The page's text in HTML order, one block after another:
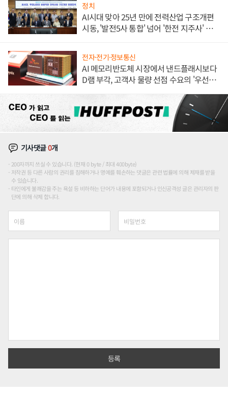
정치
AI시대 맞아 25년 만에 전력산업 구조개편
시동, '발전5사 통합' 넘어 '한전 지주사' 재편
전자·전기·정보통신
AI 메모리반도체 시장에서 낸드플래시보다
D램 부각, 고객사 물량 선점 수요의 '우선순
기사댓글0개
200자까지 쓰실 수 있습니다. (현재 0 byte / 최대 400byte)
저작권 등 다른 사람의 권리를 침해하거나 명예를 훼손하는 댓글은 관련 법률에 의해 제재를 받을
수 있습니다.
타인에게 불쾌감을 주는 욕설 등 비하하는 단어가 내용에 포함되거나 인신공격성 글은 관리자의 판
단에 의해 삭제 합니다.